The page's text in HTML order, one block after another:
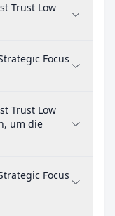
Trust Low
Focus
Trust Low
um die
Focus